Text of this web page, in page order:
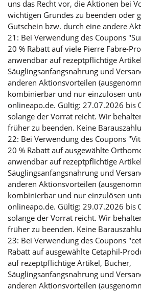
uns das Recht vor, die Aktionen bei
wichtigen Grundes zu beenden oder
Gutschein bzw. durch eine andere
21: Bei Verwendung des Coupons
20 % Rabatt auf viele Pierre Fabre-
anwendbar auf rezeptpflichtige
Säuglingsanfangsnahrung und
anderen Aktionsvorteilen
kombinierbar und nur einzulösen
onlineapo.de. Gültig: 27.07.2026 bis
solange der Vorrat reicht. Wir
früher zu beenden. Keine
22: Bei Verwendung des Coupons
20 % Rabatt auf ausgewählte
anwendbar auf rezeptpflichtige
Säuglingsanfangsnahrung und
anderen Aktionsvorteilen
kombinierbar und nur einzulösen
onlineapo.de. Gültig: 29.07.2026 bis
solange der Vorrat reicht. Wir
früher zu beenden. Keine
23: Bei Verwendung des Coupons
Rabatt auf ausgewählte Cetaphil-
auf rezeptpflichtige Artikel, Bücher,
Säuglingsanfangsnahrung und
anderen Aktionsvorteilen